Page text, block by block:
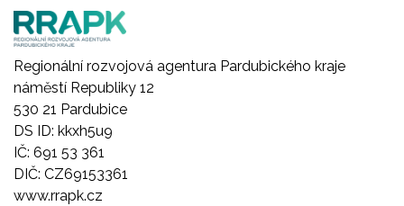
Regionální rozvojová agentura Pardubického kraje
náměstí Republiky 12
530 21 Pardubice
DS ID: kkxh5u9
IČ: 691 53 361
DIČ: CZ69153361
www.rrapk.cz